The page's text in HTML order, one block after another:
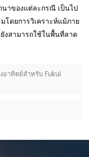
นาของแต่ละกรณี เป็นไป
โดยการวิเคราะห์แม้ภาย
งสามารถใช้ในพื้นที่ลาด
อาทิตย์สำหรับ Fukui